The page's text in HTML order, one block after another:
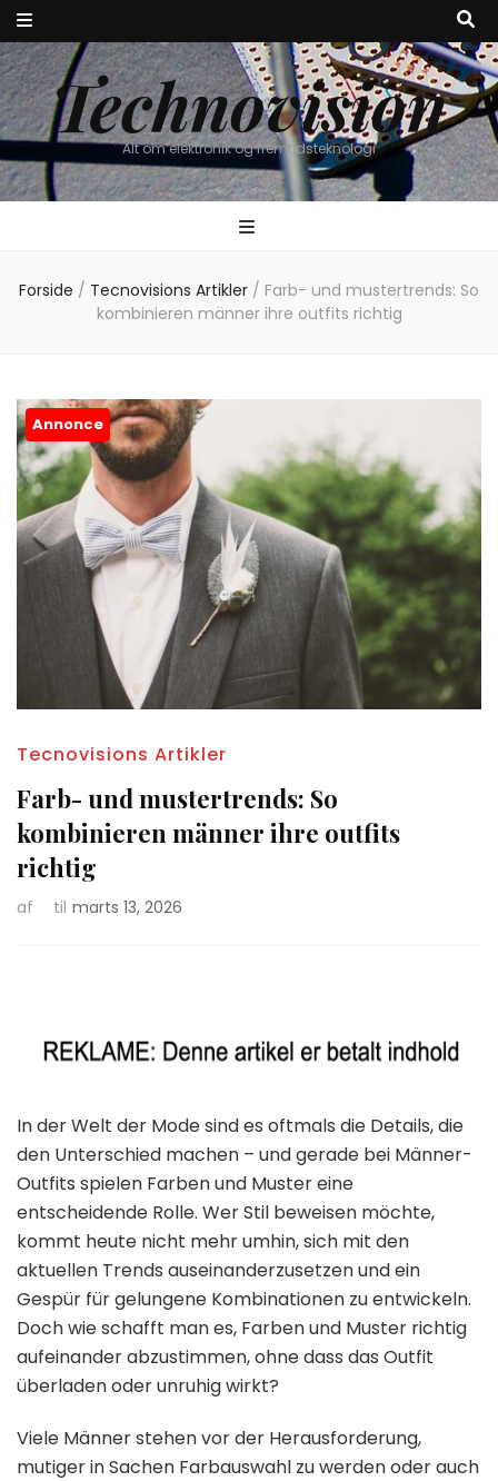
Technovision
Alt om elektronik og fremtidsteknologi
Forside / Tecnovisions Artikler / Farb- und mustertrends: So
kombinieren männer ihre outfits richtig
Annonce
Tecnovisions Artikler
Farb- und mustertrends: So
kombinieren männer ihre outfits
richtig
af til marts 13, 2026
In der Welt der Mode sind es oftmals die Details, die
den Unterschied machen – und gerade bei Männer-
Outfits spielen Farben und Muster eine
entscheidende Rolle. Wer Stil beweisen möchte,
kommt heute nicht mehr umhin, sich mit den
aktuellen Trends auseinanderzusetzen und ein
Gespür für gelungene Kombinationen zu entwickeln.
Doch wie schafft man es, Farben und Muster richtig
aufeinander abzustimmen, ohne dass das Outfit
überladen oder unruhig wirkt?
Viele Männer stehen vor der Herausforderung,
mutiger in Sachen Farbauswahl zu werden oder auch